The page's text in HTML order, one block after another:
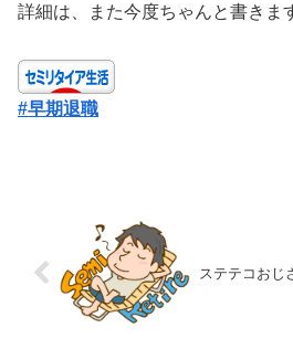
詳細は、また今度ちゃんと書きま
#早期退職
ステテコおじ